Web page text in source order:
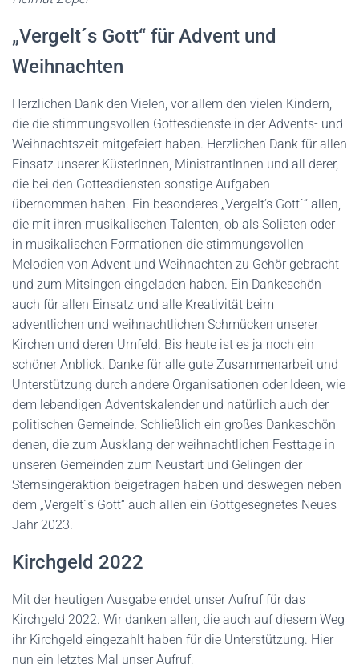
„Vergelt´s Gott“ für Advent und
Weihnachten
Herzlichen Dank den Vielen, vor allem den vielen Kindern,
die die stimmungsvollen Gottesdienste in der Advents- und
Weihnachtszeit mitgefeiert haben. Herzlichen Dank für allen
Einsatz unserer KüsterInnen, MinistrantInnen und all derer,
die bei den Gottesdiensten sonstige Aufgaben
übernommen haben. Ein besonderes „Vergelt’s Gott´“ allen,
die mit ihren musikalischen Talenten, ob als Solisten oder
in musikalischen Formationen die stimmungsvollen
Melodien von Advent und Weihnachten zu Gehör gebracht
und zum Mitsingen eingeladen haben. Ein Dankeschön
auch für allen Einsatz und alle Kreativität beim
adventlichen und weihnachtlichen Schmücken unserer
Kirchen und deren Umfeld. Bis heute ist es ja noch ein
schöner Anblick. Danke für alle gute Zusammenarbeit und
Unterstützung durch andere Organisationen oder Ideen, wie
dem lebendigen Adventskalender und natürlich auch der
politischen Gemeinde. Schließlich ein großes Dankeschön
denen, die zum Ausklang der weihnachtlichen Festtage in
unseren Gemeinden zum Neustart und Gelingen der
Sternsingeraktion beigetragen haben und deswegen neben
dem „Vergelt´s Gott“ auch allen ein Gottgesegnetes Neues
Jahr 2023.
Kirchgeld 2022
Mit der heutigen Ausgabe endet unser Aufruf für das
Kirchgeld 2022. Wir danken allen, die auch auf diesem Weg
ihr Kirchgeld eingezahlt haben für die Unterstützung. Hier
nun ein letztes Mal unser Aufruf: